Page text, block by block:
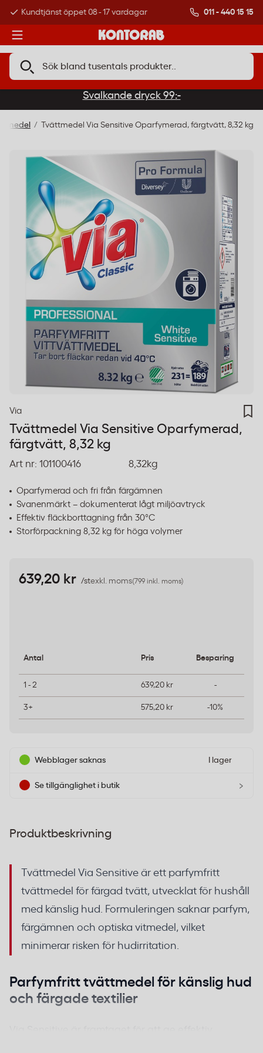
Kundtjänst öppet 08 - 17 vardagar Över 500 000
011 - 440 15 15
Svalkande dryck 99:-
Tvättmedel Via Sensitive Oparfymerad, färgtvätt, 8,32 kg
Via
Tvättmedel Via Sensitive Oparfymerad,
färgtvätt, 8,32 kg
Art nr: 101100416 8,32kg
Oparfymerad och fri från färgämnen
Svanenmärkt – dokumenterat lågt miljöavtryck
Effektiv fläckborttagning från 30°C
Storförpackning 8,32 kg för höga volymer
639,20 kr /stexkl. moms(799 inkl. moms)
Antal Pris Besparing
1 - 2 639,20 kr -
3+ 575,20 kr -10%
Webblager saknas I lager
Se tillgänglighet i butik ›
Produktbeskrivning
Tvättmedel Via Sensitive är ett parfymfritt
tvättmedel för färgad tvätt, utvecklat för hushåll
med känslig hud. Formuleringen saknar parfym,
färgämnen och optiska vitmedel, vilket
minimerar risken för hudirritation.
Parfymfritt tvättmedel för känslig hud
och färgade textilier